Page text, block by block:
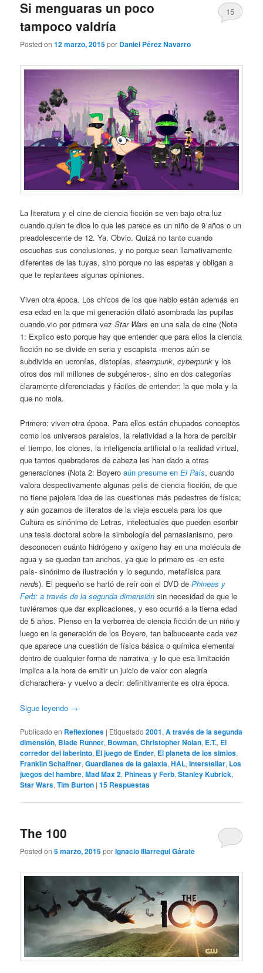
Si menguaras un poco
tampoco valdría
Posted on12 marzo, 2015por Daniel Pérez Navarro
15
La literatura y el cine de ciencia ficción se ven bajo otra luz
cuando quien te dice lo que les parece es un niño de 9 años o un
preadolescente de 12. Ya. Obvio. Quizá no tanto cuando
escuchas sus conclusiones, y no porque sean llamativamente
diferentes de las tuyas, sino porque no las esperas y obligan a
que te replantees algunas opiniones.
Viven otra época. Los chicos de los que hablo están además en
esa edad en la que mi generación dilató asombrada las pupilas
cuando vio por primera vezStar Wars en una sala de cine (Nota
1: Explico esto porque hay que entender que para ellos la ciencia
ficción no se divide en seria y escapista -menos aún se
subdivide en ucronías, distopías,steampunk,cyberpunk y los
otros dos mil millones de subgéneros-, sino en dos categorías
claramente diferenciadas y fáciles de entender: la que mola y la
que no mola.
Primero: viven otra época. Para ellos están chupados conceptos
como los universos paralelos, la relatividad a la hora de percibir
el tiempo, los clones, la inteligencia artificial o la realidad virtual,
que tantos quebraderos de cabeza les han dado a otras
generaciones (Nota 2: Boyeroaún presume enEl País, cuando
valora despectivamente algunas pelis de ciencia ficción, de que
no tiene pajolera idea de las cuestiones más pedestres de física;
y aún gozamos de literatos de la vieja escuela para los que
Cultura es sinónimo de Letras, intelectuales que pueden escribir
una tesis doctoral sobre la simbología del parnasianismo, pero
desconocen cuánto hidrógeno y oxígeno hay en una molécula de
agua y se quedan tan anchos, ya que lo primero es -en este
país- sinónimo de ilustración y lo segundo, metafísica para
nerds). El pequeño se hartó de reír con el DVD dePhineas y
Ferb: a través de la segunda dimensión sin necesidad de que le
tuviéramos que dar explicaciones, y eso ocurrió a la tierna edad
de 5 años. Pienso en la verborrea de ciencia ficción de un niño y
luego en la generación de los Boyero, tan balbuceante cada vez
que aparece una cuestión de física básica o química elemental
dentro de cualquier forma de narrativa -y lo que esa limitación
implica a la hora de emitir un juicio de valor con alegría
dicharachera- y vuelvo a decir: definitivamente es otra época.
Sigue leyendo →
Publicado en Reflexiones | Etiquetado 2001,A través de la segunda
dimensión, Blade Runner, Bowman,Christopher Nolan, E.T., El
corredor del laberinto, El juego de Ender, El planeta de los simios,
Franklin Schaffner,Guardianes de la galaxia,HAL,Interstellar, Los
juegos del hambre,Mad Max 2, Phineas y Ferb,Stanley Kubrick,
Star Wars,Tim Burton |15 Respuestas
The 100
Posted on5 marzo, 2015porIgnacio Illarregui Gárate